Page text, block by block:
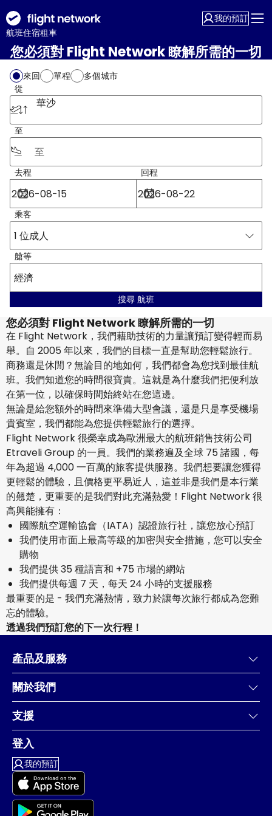
航班住宿租車
我的預訂
您必須對 Flight Network 瞭解所需的一切
來回 單程
多個城市
從
華沙
至
去程 回程
乘客
1 位成人
艙等
經濟
搜尋 航班
您必須對 Flight Network 瞭解所需的一切
在 Flight Network，我們藉助技術的力量讓預訂變得輕而易
舉。自 2005 年以來，我們的目標一直是幫助您輕鬆旅行。
商務還是休閒？無論目的地如何，我們都會為您找到最佳航
班。我們知道您的時間很寶貴。這就是為什麼我們把便利放
在第一位，以確保時間始終站在您這邊。
無論是給您額外的時間來準備大型會議，還是只是享受機場
貴賓室，我們都能為您提供輕鬆旅行的選擇。
Flight Network 很榮幸成為歐洲最大的航班銷售技術公司
Etraveli Group 的一員。我們的業務遍及全球 75 諸國，每
年為超過 4,000 一百萬的旅客提供服務。我們想要讓您獲得
更輕鬆的體驗，且價格更平易近人，這並非是我們是本行業
的翹楚，更重要的是我們對此充滿熱愛！Flight Network 很
高興能擁有：
國際航空運輸協會（IATA）認證旅行社，讓您放心預訂
我們使用市面上最高等級的加密與安全措施，您可以安全
購物
我們提供 35 種語言和 +75 市場的網站
我們提供每週 7 天，每天 24 小時的支援服務
最重要的是 - 我們充滿熱情，致力於讓每次旅行都成為您難
忘的體驗。
透過我們預訂您的下一次行程！
產品及服務
關於我們
支援
登入
我的預訂